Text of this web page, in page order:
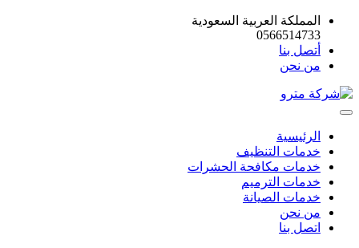
المملكة العربية السعودية
0566514733
أتصل بنا
من نحن
الرئيسية
خدمات التنظيف
خدمات مكافحة الحشرات
خدمات الترميم
خدمات الصيانة
من نحن
اتصل بنا